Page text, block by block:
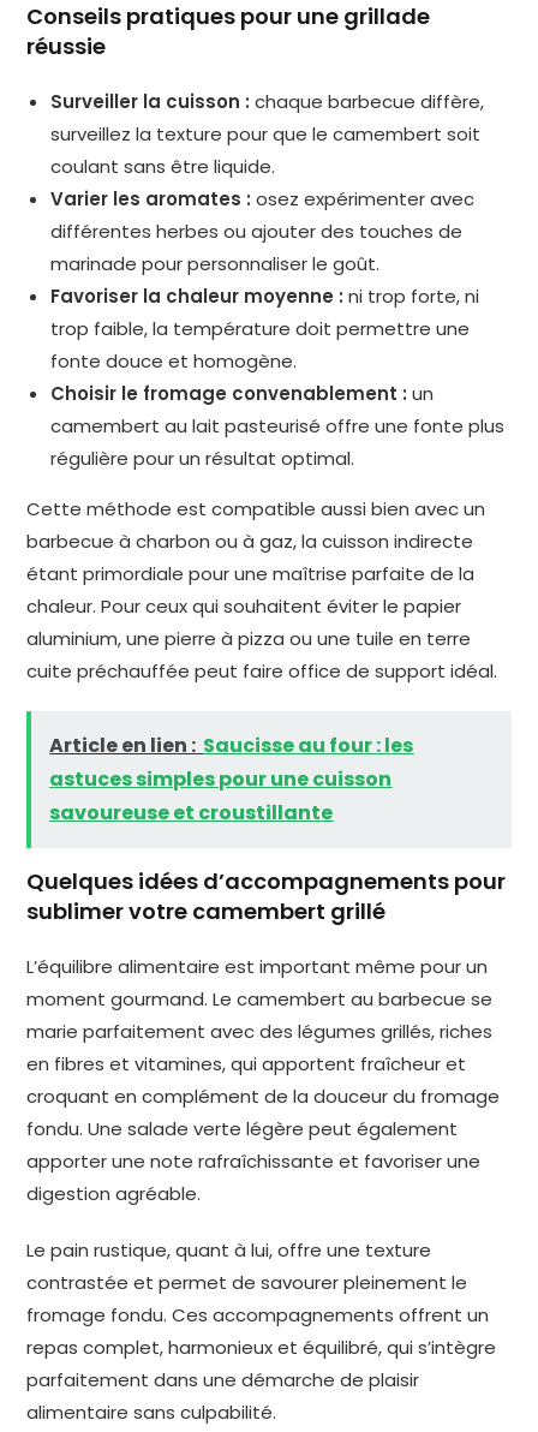
Conseils pratiques pour une grillade
réussie
Surveiller la cuisson : chaque barbecue diffère,
surveillez la texture pour que le camembert soit
coulant sans être liquide.
Varier les aromates : osez expérimenter avec
différentes herbes ou ajouter des touches de
marinade pour personnaliser le goût.
Favoriser la chaleur moyenne : ni trop forte, ni
trop faible, la température doit permettre une
fonte douce et homogène.
Choisir le fromage convenablement : un
camembert au lait pasteurisé offre une fonte plus
régulière pour un résultat optimal.
Cette méthode est compatible aussi bien avec un
barbecue à charbon ou à gaz, la cuisson indirecte
étant primordiale pour une maîtrise parfaite de la
chaleur. Pour ceux qui souhaitent éviter le papier
aluminium, une pierre à pizza ou une tuile en terre
cuite préchauffée peut faire office de support idéal.
Article en lien : Saucisse au four : les
astuces simples pour une cuisson
savoureuse et croustillante
Quelques idées d’accompagnements pour
sublimer votre camembert grillé
L’équilibre alimentaire est important même pour un
moment gourmand. Le camembert au barbecue se
marie parfaitement avec des légumes grillés, riches
en fibres et vitamines, qui apportent fraîcheur et
croquant en complément de la douceur du fromage
fondu. Une salade verte légère peut également
apporter une note rafraîchissante et favoriser une
digestion agréable.
Le pain rustique, quant à lui, offre une texture
contrastée et permet de savourer pleinement le
fromage fondu. Ces accompagnements offrent un
repas complet, harmonieux et équilibré, qui s’intègre
parfaitement dans une démarche de plaisir
alimentaire sans culpabilité.